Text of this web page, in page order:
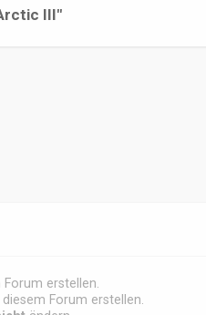
III"
erstellen.
Forum erstellen.